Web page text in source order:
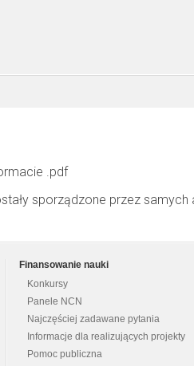
.pdf
sporządzone przez
Finansowanie nauki
Konkursy
Panele NCN
Najczęściej zadawane pytania
Informacje dla realizujących projekty
Pomoc publiczna